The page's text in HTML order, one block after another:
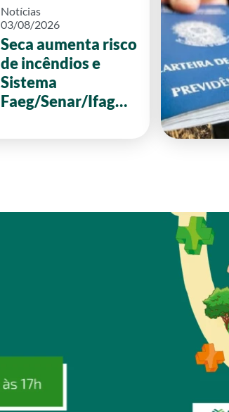
Notícias
03/08/2026
Seca aumenta risco
de incêndios e
Sistema
Faeg/Senar/Ifag